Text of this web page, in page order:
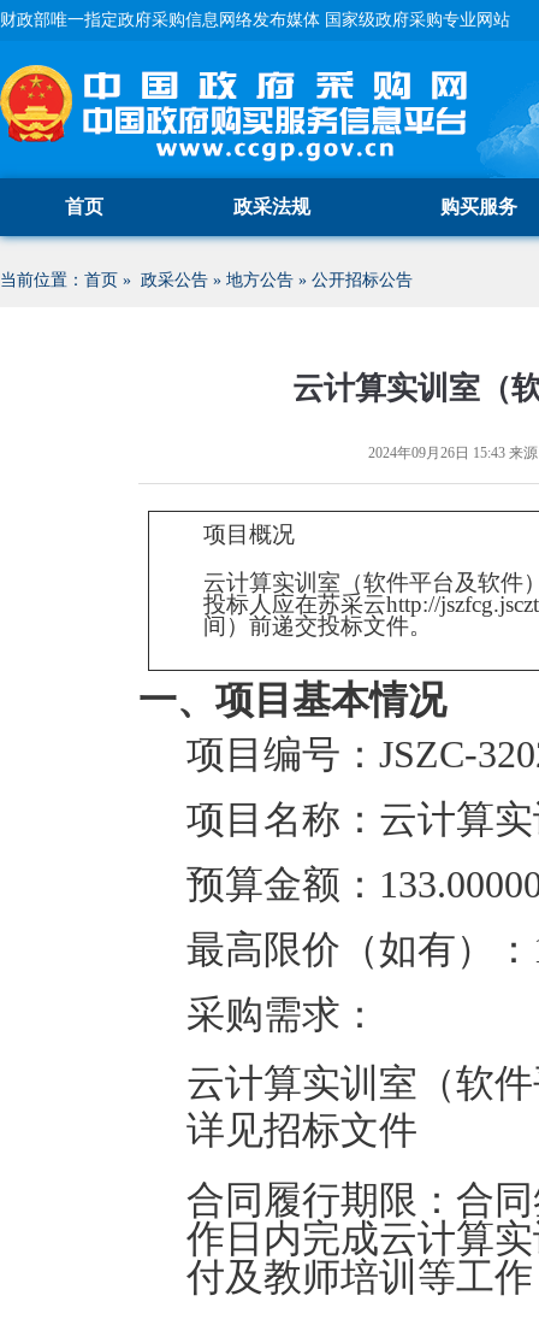
财政部唯一指定政府采购信息网络发布媒体 国家级政府采购专业网站
首页 政采法规 购买服务
当前位置： 首页 » 政采公告 » 地方公告 » 公开招标公告
云计算实训室（
2024年09月26日 15:43 来
项目概况
云计算实训室（软件平台及软件
投标人应在苏采云http://
间）前递交投标文件。
一、项目基本情况
项目编号： JSZC-
项目名称： 云计算
预算金额：
最高限价（如有）：
采购需求：
云计算实训室（软
详见招标文件
合同履行期限： 合
作日内完成云计算
付及教师培训等工